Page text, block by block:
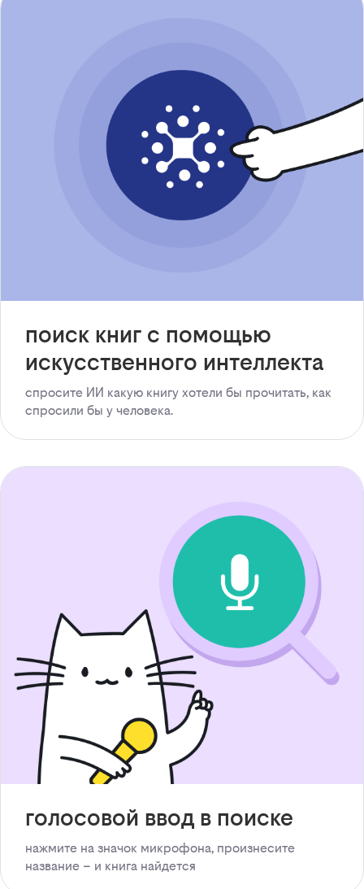
поиск книг с помощью
искусственного интеллекта
спросите ИИ какую книгу хотели бы прочитать, как
спросили бы у человека.
голосовой ввод в поиске
нажмите на значок микрофона, произнесите
название – и книга найдется